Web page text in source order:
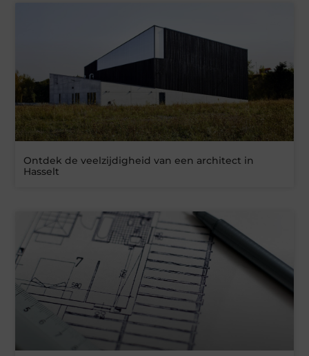
Ontdek de veelzijdigheid van een architect in
Hasselt